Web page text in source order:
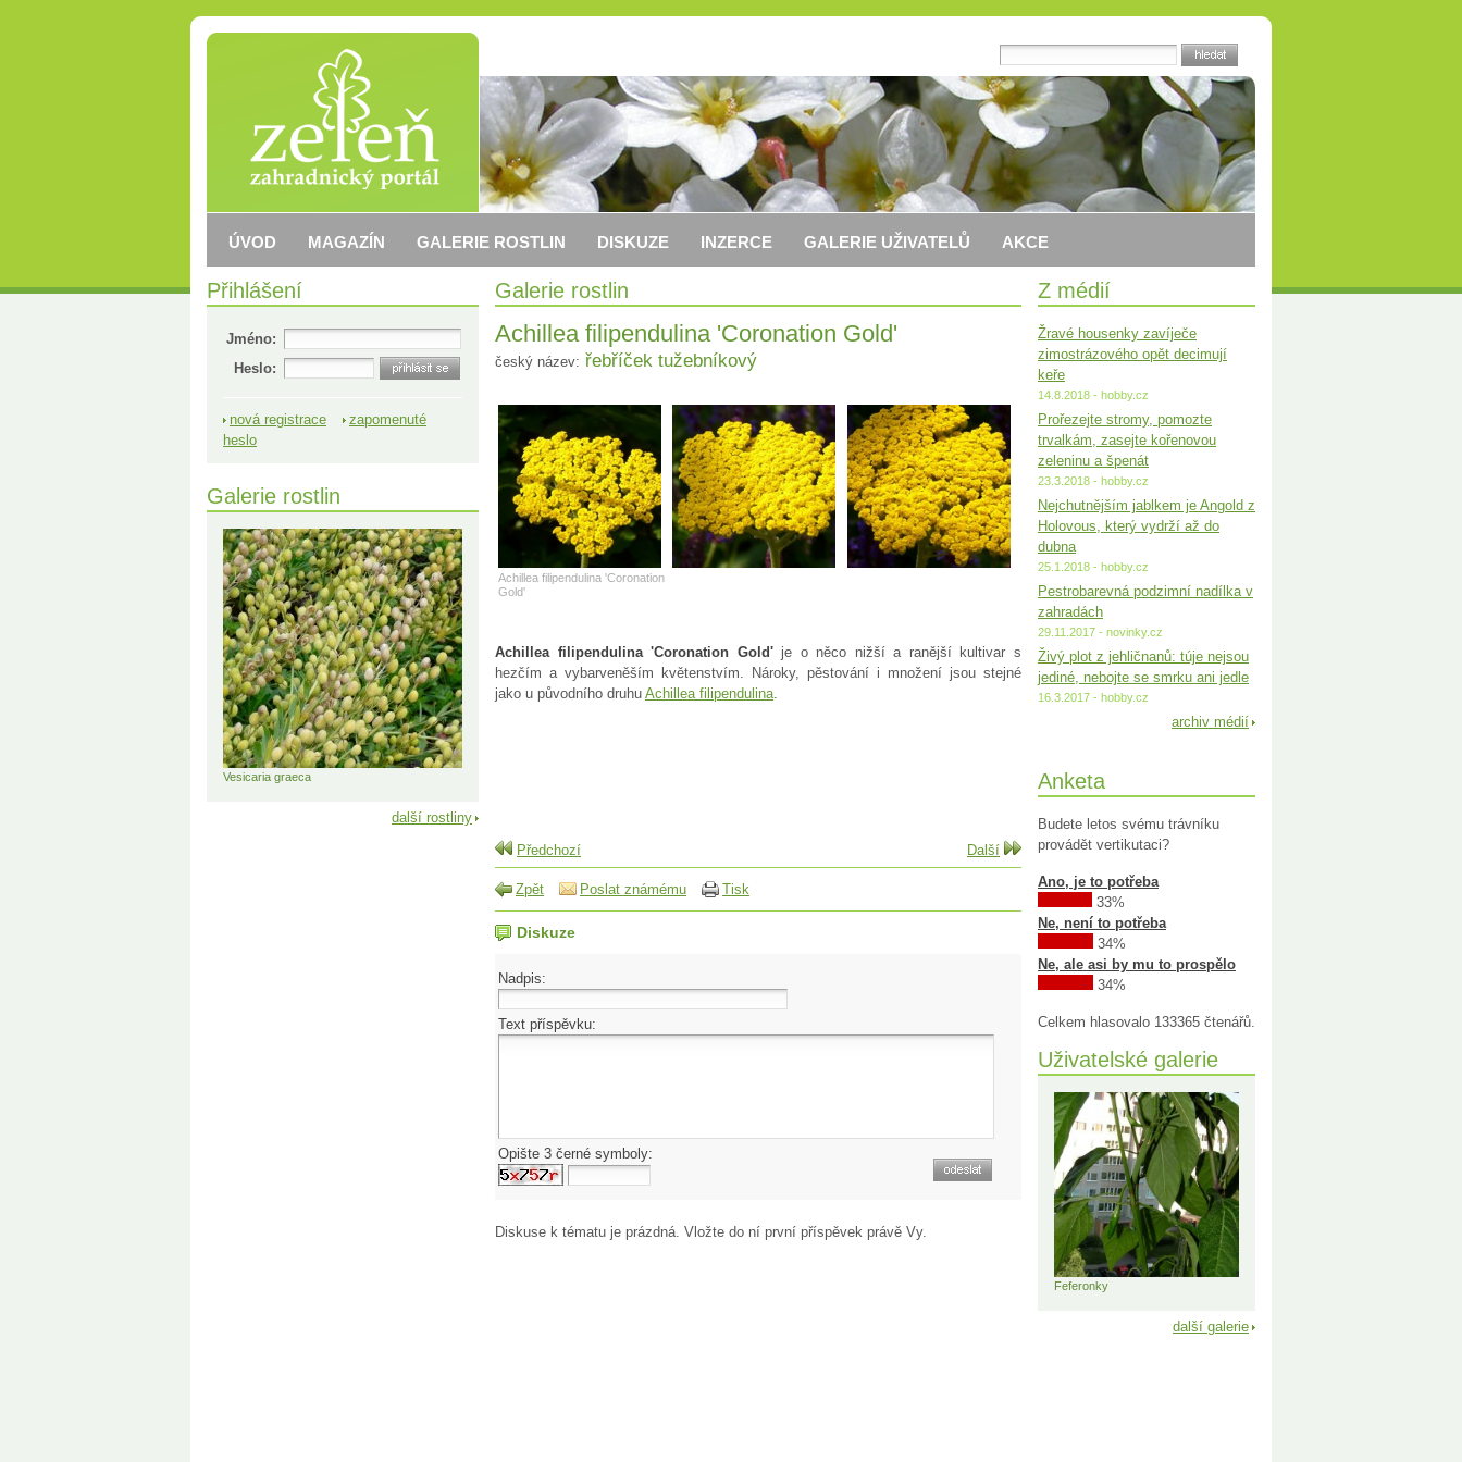
Galerie rostlin
Achillea filipendulina 'Coronation Gold'
český název: řebříček tužebníkový
Achillea filipendulina 'Coronation
Gold'
Achillea filipendulina 'Coronation Gold' je o něco nižší a ranější kultivar s
hezčím a vybarveněším květenstvím. Nároky, pěstování i množení jsou stejné
jako u původního druhu Achillea filipendulina.
Předchozí Další
Zpět Poslat známému Tisk
Diskuze
Nadpis:
Text příspěvku:
Opište 3 černé symboly:
Diskuse k tématu je prázdná. Vložte do ní první příspěvek právě Vy.
Z médií
Žravé housenky zavíječe
zimostrázového opět decimují
keře
14.8.2018 - hobby.cz
Prořezejte stromy, pomozte
trvalkám, zasejte kořenovou
zeleninu a špenát
23.3.2018 - hobby.cz
Nejchutnějším jablkem je Angold z
Holovous, který vydrží až do
dubna
25.1.2018 - hobby.cz
Pestrobarevná podzimní nadílka v
zahradách
29.11.2017 - novinky.cz
Živý plot z jehličnanů: túje nejsou
jediné, nebojte se smrku ani jedle
16.3.2017 - hobby.cz
archiv médií
Anketa
Budete letos svému trávníku
provádět vertikutaci?
Ano, je to potřeba
33%
Ne, není to potřeba
34%
Ne, ale asi by mu to prospělo
34%
Celkem hlasovalo 133365 čtenářů.
Uživatelské galerie
Feferonky
další galerie
Přihlášení
Jméno:
Heslo:
nová registrace
zapomenuté
heslo
Galerie rostlin
Vesicaria graeca
další rostliny
ÚVOD MAGAZÍN GALERIE ROSTLIN DISKUZE INZERCE GALERIE UŽIVATELŮ AKCE